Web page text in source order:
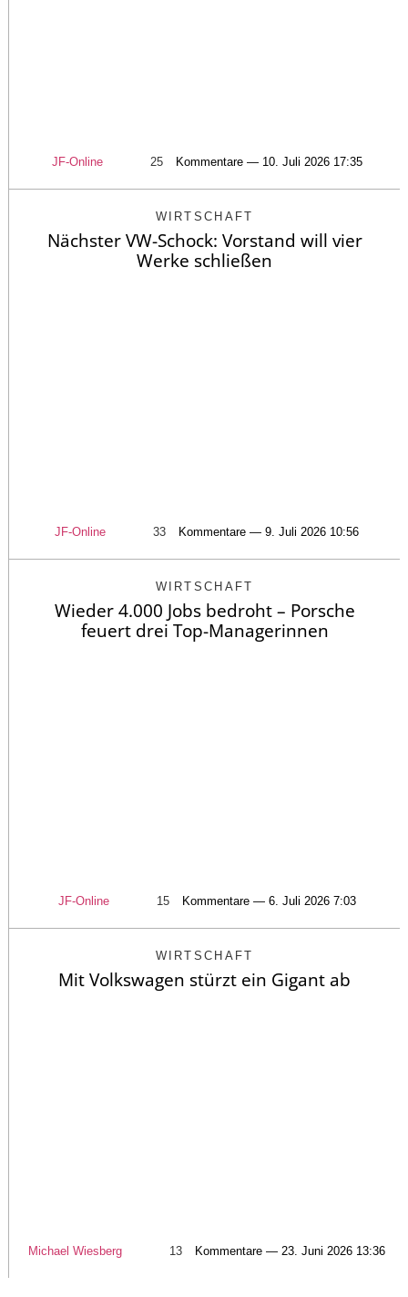
JF-Online 25 Kommentare — 10. Juli 2026 17:35
WIRTSCHAFT
Nächster VW-Schock: Vorstand will vier
Werke schließen
JF-Online 33 Kommentare — 9. Juli 2026 10:56
WIRTSCHAFT
Wieder 4.000 Jobs bedroht – Porsche
feuert drei Top-Managerinnen
JF-Online 15 Kommentare — 6. Juli 2026 7:03
WIRTSCHAFT
Mit Volkswagen stürzt ein Gigant ab
Michael Wiesberg 13 Kommentare — 23. Juni 2026 13:36